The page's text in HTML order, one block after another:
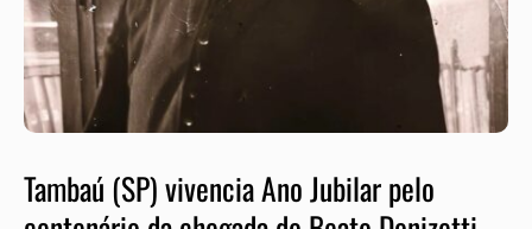
Tambaú (SP) vivencia Ano Jubilar pelo